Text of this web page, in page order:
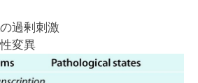
過剰刺激
変異